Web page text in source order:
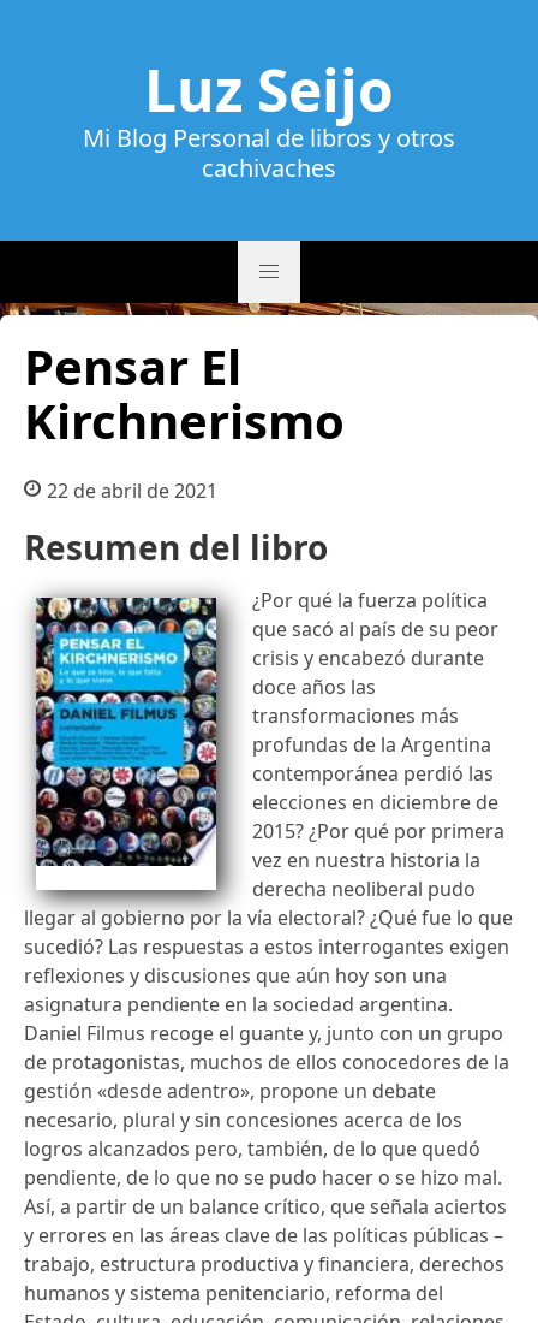
Luz Seijo
Mi Blog Personal de libros y otros
cachivaches
Pensar El
Kirchnerismo
22 de abril de 2021
Resumen del libro
¿Por qué la fuerza política
que sacó al país de su peor
crisis y encabezó durante
doce años las
transformaciones más
profundas de la Argentina
contemporánea perdió las
elecciones en diciembre de
2015? ¿Por qué por primera
vez en nuestra historia la
derecha neoliberal pudo
llegar al gobierno por la vía electoral? ¿Qué fue lo que
sucedió? Las respuestas a estos interrogantes exigen
reflexiones y discusiones que aún hoy son una
asignatura pendiente en la sociedad argentina.
Daniel Filmus recoge el guante y, junto con un grupo
de protagonistas, muchos de ellos conocedores de la
gestión «desde adentro», propone un debate
necesario, plural y sin concesiones acerca de los
logros alcanzados pero, también, de lo que quedó
pendiente, de lo que no se pudo hacer o se hizo mal.
Así, a partir de un balance crítico, que señala aciertos
y errores en las áreas clave de las políticas públicas –
trabajo, estructura productiva y financiera, derechos
humanos y sistema penitenciario, reforma del